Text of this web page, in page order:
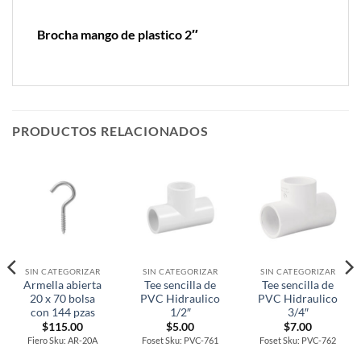
Brocha mango de plastico 2″
PRODUCTOS RELACIONADOS
SIN CATEGORIZAR
Armella abierta
20 x 70 bolsa
con 144 pzas
$115.00
Fiero Sku: AR-20A
SIN CATEGORIZAR
Tee sencilla de
PVC Hidraulico
1/2″
$5.00
Foset Sku: PVC-761
SIN CATEGORIZAR
Tee sencilla de
PVC Hidraulico
3/4″
$7.00
Foset Sku: PVC-762